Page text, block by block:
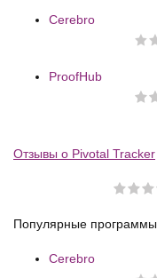
Cerebro
ProofHub
Отзывы о Pivotal Tracker
Популярные программы
Cerebro